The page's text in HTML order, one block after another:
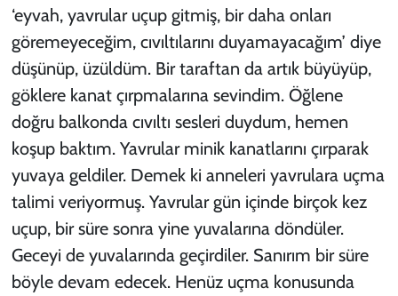
‘eyvah, yavrular uçup gitmiş, bir daha onları
göremeyeceğim, cıvıltılarını duyamayacağım’ diye
düşünüp, üzüldüm. Bir taraftan da artık büyüyüp,
göklere kanat çırpmalarına sevindim. Öğlene
doğru balkonda cıvıltı sesleri duydum, hemen
koşup baktım. Yavrular minik kanatlarını çırparak
yuvaya geldiler. Demek ki anneleri yavrulara uçma
talimi veriyormuş. Yavrular gün içinde birçok kez
uçup, bir süre sonra yine yuvalarına döndüler.
Geceyi de yuvalarında geçirdiler. Sanırım bir süre
böyle devam edecek. Henüz uçma konusunda